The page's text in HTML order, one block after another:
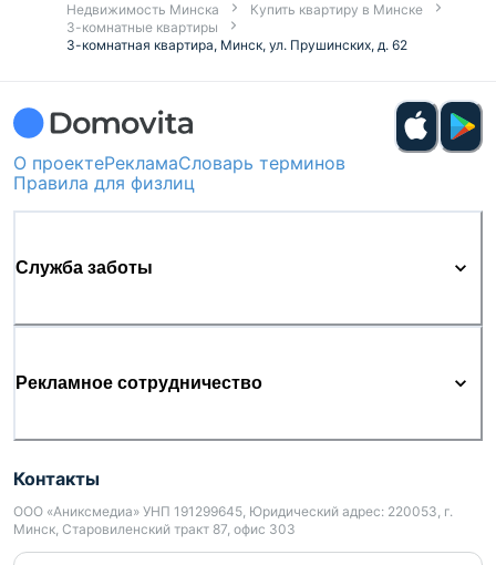
Недвижимость Минска
Купить квартиру в Минске
3-комнатные квартиры
3-комнатная квартира, Минск, ул. Прушинских, д. 62
О проектеРекламаСловарь терминов
Правила для физлиц
Служба заботы
Рекламное сотрудничество
Контакты
ООО «Аниксмедиа» УНП 191299645, Юридический адрес: 220053, г.
Минск, Старовиленский тракт 87, офис 303